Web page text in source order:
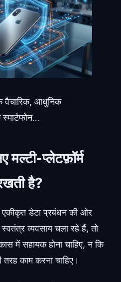
वैचारिक, आधुनिक
प्लेटफ़ॉर्म
है?
डेटा प्रबंधन की ओर
व्यवसाय चला रहे हैं, तो
में सहायक होना चाहिए, न कि
काम करना चाहिए।